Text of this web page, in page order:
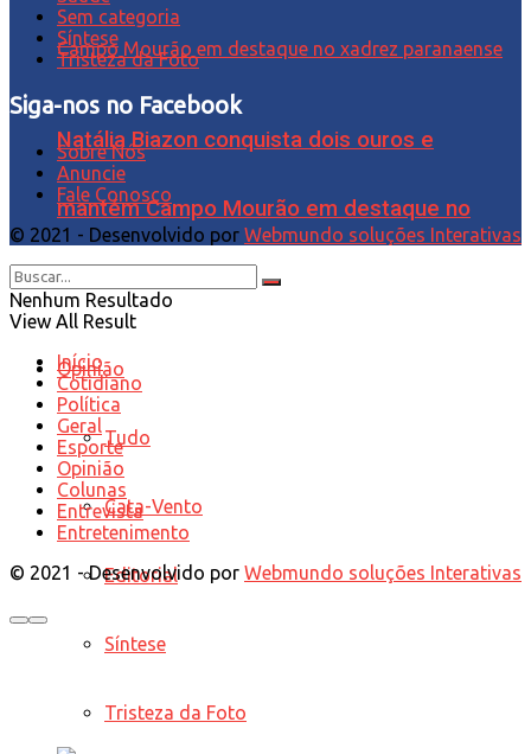
Natália Biazon conquista dois ouros e
mantém Campo Mourão em destaque no
xadrez paranaense
Opinião
Tudo
Cata-Vento
Editorial
Síntese
Tristeza da Foto
Sem categoria
Síntese
Tristeza da Foto
Siga-nos no Facebook
Sobre Nós
Anuncie
Fale Conosco
© 2021 - Desenvolvido por Webmundo soluções Interativas
Nenhum Resultado
View All Result
Início
Cotidiano
Política
Geral
Esporte
Opinião
Colunas
Entrevista
Entretenimento
© 2021 - Desenvolvido por Webmundo soluções Interativas